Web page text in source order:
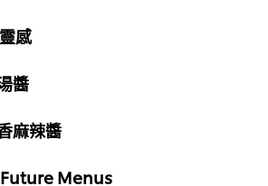
感
醬
麻辣醬
Future Menus